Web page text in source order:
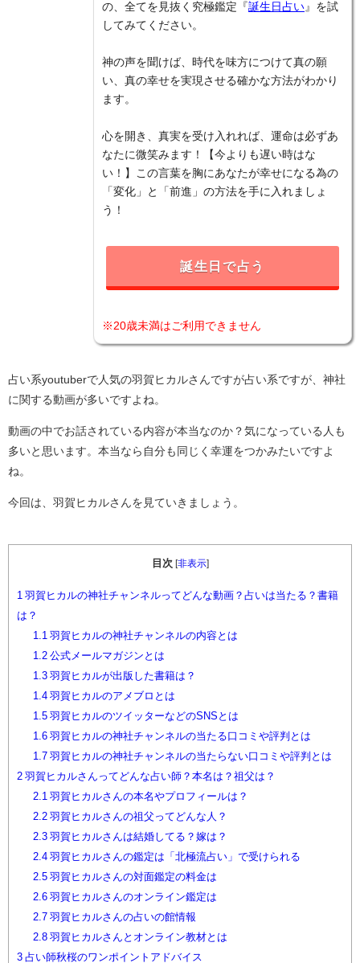
の、全てを見抜く究極鑑定『誕生日占い 』を試
してみてください。
神の声を聞けば、時代を味方につけて真の願
い、真の幸せを実現させる確かな方法がわかり
ます。
心を開き、真実を受け入れれば、運命は必ずあ
なたに微笑みます！【今よりも遅い時はな
い！】この言葉を胸にあなたが幸せになる為の
「変化」と「前進」の方法を手に入れましょ
う！
誕生日で占う
※20歳未満はご利用できません
占い系youtuberで人気の羽賀ヒカルさんですが占い系ですが、神社
に関する動画が多いですよね。
動画の中でお話されている内容が本当なのか？気になっている人も
多いと思います。本当なら自分も同じく幸運をつかみたいですよ
ね。
今回は、羽賀ヒカルさんを見ていきましょう。
目次 非表示]
1 羽賀ヒカルの神社チャンネルってどんな動画？占いは当たる？書籍
は？
1.1 羽賀ヒカルの神社チャンネルの内容とは
1.2公式メールマガジンとは
1.3羽賀ヒカルが出版した書籍は？
1.4羽賀ヒカルのアメブロとは
1.5羽賀ヒカルのツイッターなどのSNSとは
1.6羽賀ヒカルの神社チャンネルの当たる口コミや評判とは
1.7羽賀ヒカルの神社チャンネルの当たらない口コミや評判とは
2 羽賀ヒカルさんってどんな占い師？本名は？祖父は？
2.1 羽賀ヒカルさんの本名やプロフィールは？
2.2羽賀ヒカルさんの祖父ってどんな人？
2.3羽賀ヒカルさんは結婚してる？嫁は？
2.4羽賀ヒカルさんの鑑定は「北極流占い」で受けられる
2.5羽賀ヒカルさんの対面鑑定の料金は
2.6羽賀ヒカルさんのオンライン鑑定は
2.7羽賀ヒカルさんの占いの館情報
2.8羽賀ヒカルさんとオンライン教材とは
3 占い師秋桜のワンポイントアドバイス